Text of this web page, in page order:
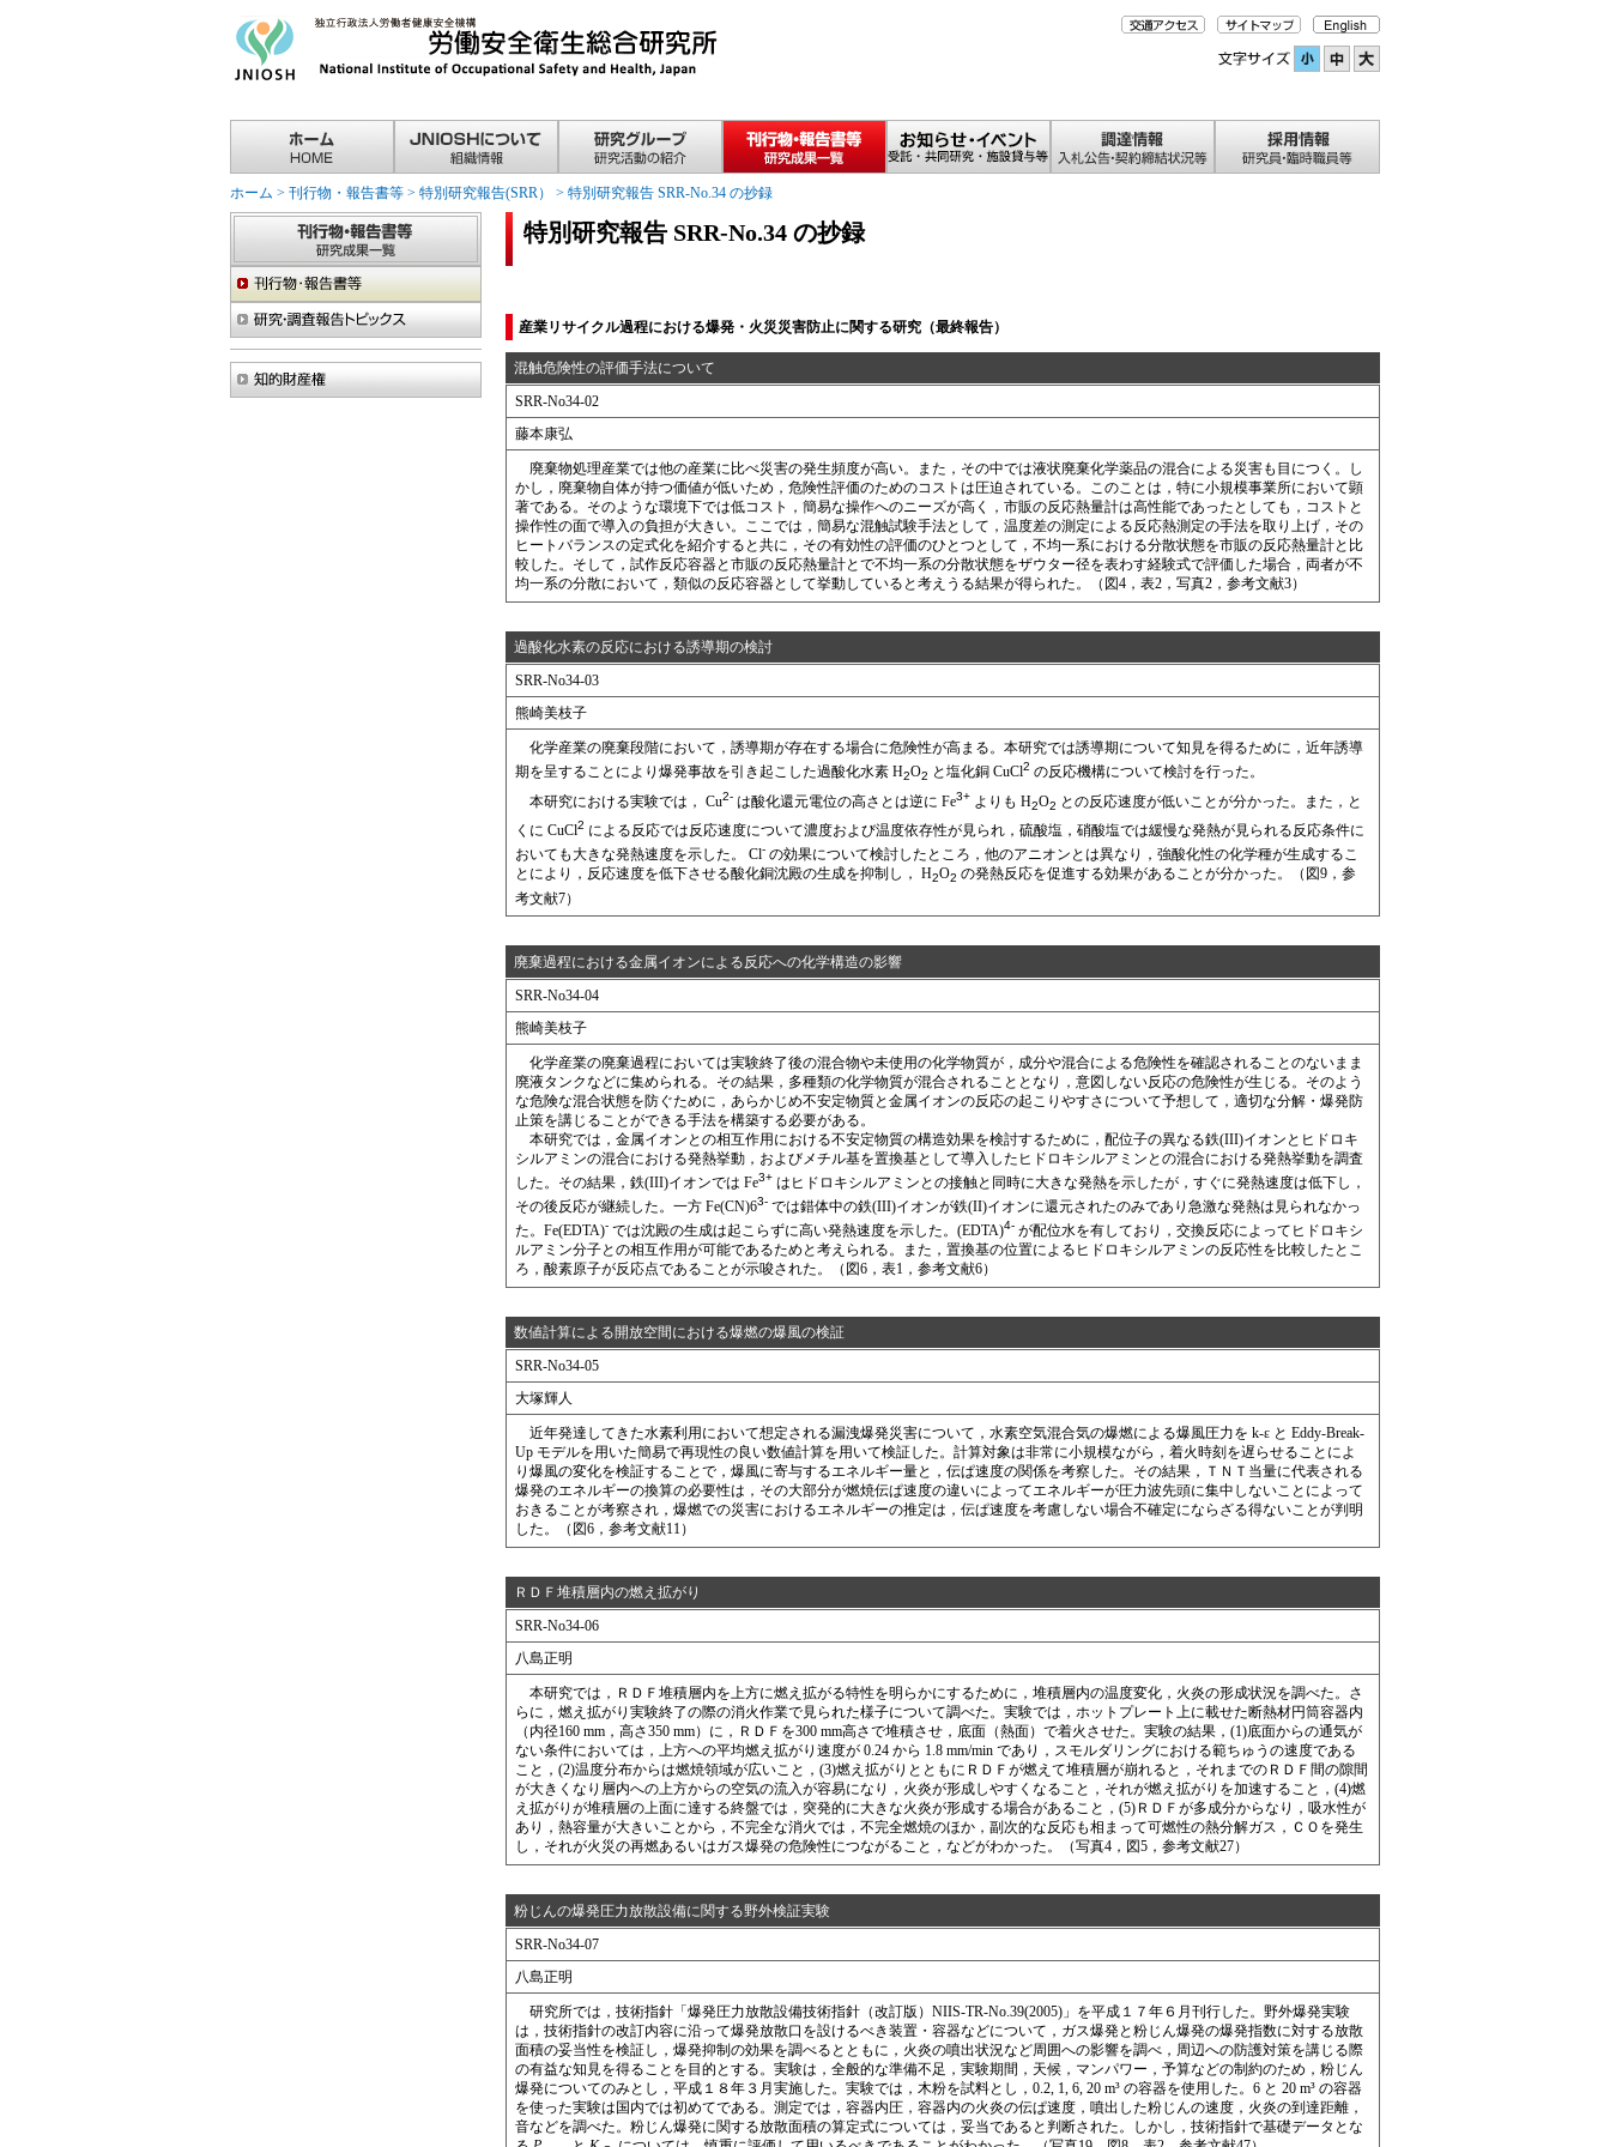
ホーム > 刊行物・報告書等 > 特別研究報告(SRR） > 特別研究報告 SRR-No.34 の抄録
特別研究報告 SRR-No.34 の抄録
産業リサイクル過程における爆発・火災災害防止に関する研究（最終報告）
混触危険性の評価手法について
SRR-No34-02
藤本康弘
廃棄物処理産業では他の産業に比べ災害の発生頻度が高い。また，その中では液状廃棄化学薬品の混合による災害も目につく。し
かし，廃棄物自体が持つ価値が低いため，危険性評価のためのコストは圧迫されている。このことは，特に小規模事業所において顕
著である。そのような環境下では低コスト，簡易な操作へのニーズが高く，市販の反応熱量計は高性能であったとしても，コストと
操作性の面で導入の負担が大きい。ここでは，簡易な混触試験手法として，温度差の測定による反応熱測定の手法を取り上げ，その
ヒートバランスの定式化を紹介すると共に，その有効性の評価のひとつとして，不均一系における分散状態を市販の反応熱量計と比
較した。そして，試作反応容器と市販の反応熱量計とで不均一系の分散状態をザウター径を表わす経験式で評価した場合，両者が不
均一系の分散において，類似の反応容器として挙動していると考えうる結果が得られた。（図4，表2，写真2，参考文献3）
過酸化水素の反応における誘導期の検討
SRR-No34-03
熊崎美枝子
化学産業の廃棄段階において，誘導期が存在する場合に危険性が高まる。本研究では誘導期について知見を得るために，近年誘導
期を呈することにより爆発事故を引き起こした過酸化水素 H2O2 と塩化銅 CuCl2 の反応機構について検討を行った。
本研究における実験では， Cu2- は酸化還元電位の高さとは逆に Fe3+ よりも H2O2 との反応速度が低いことが分かった。また，と
くに CuCl2 による反応では反応速度について濃度および温度依存性が見られ，硫酸塩，硝酸塩では緩慢な発熱が見られる反応条件に
おいても大きな発熱速度を示した。 Cl- の効果について検討したところ，他のアニオンとは異なり，強酸化性の化学種が生成するこ
とにより，反応速度を低下させる酸化銅沈殿の生成を抑制し， H2O2 の発熱反応を促進する効果があることが分かった。（図9，参
考文献7）
廃棄過程における金属イオンによる反応への化学構造の影響
SRR-No34-04
熊崎美枝子
化学産業の廃棄過程においては実験終了後の混合物や未使用の化学物質が，成分や混合による危険性を確認されることのないまま
廃液タンクなどに集められる。その結果，多種類の化学物質が混合されることとなり，意図しない反応の危険性が生じる。そのよう
な危険な混合状態を防ぐために，あらかじめ不安定物質と金属イオンの反応の起こりやすさについて予想して，適切な分解・爆発防
止策を講じることができる手法を構築する必要がある。
本研究では，金属イオンとの相互作用における不安定物質の構造効果を検討するために，配位子の異なる鉄(III)イオンとヒドロキ
シルアミンの混合における発熱挙動，およびメチル基を置換基として導入したヒドロキシルアミンとの混合における発熱挙動を調査
した。その結果，鉄(III)イオンでは Fe3+ はヒドロキシルアミンとの接触と同時に大きな発熱を示したが，すぐに発熱速度は低下し，
その後反応が継続した。一方 Fe(CN)63- では錯体中の鉄(III)イオンが鉄(II)イオンに還元されたのみであり急激な発熱は見られなかっ
た。Fe(EDTA)- では沈殿の生成は起こらずに高い発熱速度を示した。(EDTA)4- が配位水を有しており，交換反応によってヒドロキシ
ルアミン分子との相互作用が可能であるためと考えられる。また，置換基の位置によるヒドロキシルアミンの反応性を比較したとこ
ろ，酸素原子が反応点であることが示唆された。（図6，表1，参考文献6）
数値計算による開放空間における爆燃の爆風の検証
SRR-No34-05
大塚輝人
近年発達してきた水素利用において想定される漏洩爆発災害について，水素空気混合気の爆燃による爆風圧力を k-ε と Eddy-Break-
Up モデルを用いた簡易で再現性の良い数値計算を用いて検証した。計算対象は非常に小規模ながら，着火時刻を遅らせることによ
り爆風の変化を検証することで，爆風に寄与するエネルギー量と，伝ぱ速度の関係を考察した。その結果，ＴＮＴ当量に代表される
爆発のエネルギーの換算の必要性は，その大部分が燃焼伝ぱ速度の違いによってエネルギーが圧力波先頭に集中しないことによって
おきることが考察され，爆燃での災害におけるエネルギーの推定は，伝ぱ速度を考慮しない場合不確定にならざる得ないことが判明
した。（図6，参考文献11）
ＲＤＦ堆積層内の燃え拡がり
SRR-No34-06
八島正明
本研究では，ＲＤＦ堆積層内を上方に燃え拡がる特性を明らかにするために，堆積層内の温度変化，火炎の形成状況を調べた。さ
らに，燃え拡がり実験終了の際の消火作業で見られた様子について調べた。実験では，ホットプレート上に載せた断熱材円筒容器内
（内径160 mm，高さ350 mm）に，ＲＤＦを300 mm高さで堆積させ，底面（熱面）で着火させた。実験の結果，(1)底面からの通気が
ない条件においては，上方への平均燃え拡がり速度が 0.24 から 1.8 mm/min であり，スモルダリングにおける範ちゅうの速度である
こと，(2)温度分布からは燃焼領域が広いこと，(3)燃え拡がりとともにＲＤＦが燃えて堆積層が崩れると，それまでのＲＤＦ間の隙間
が大きくなり層内への上方からの空気の流入が容易になり，火炎が形成しやすくなること，それが燃え拡がりを加速すること，(4)燃
え拡がりが堆積層の上面に達する終盤では，突発的に大きな火炎が形成する場合があること，(5)ＲＤＦが多成分からなり，吸水性が
あり，熱容量が大きいことから，不完全な消火では，不完全燃焼のほか，副次的な反応も相まって可燃性の熱分解ガス，ＣＯを発生
し，それが火災の再燃あるいはガス爆発の危険性につながること，などがわかった。（写真4，図5，参考文献27）
粉じんの爆発圧力放散設備に関する野外検証実験
SRR-No34-07
八島正明
研究所では，技術指針「爆発圧力放散設備技術指針（改訂版）NIIS-TR-No.39(2005)」を平成１７年６月刊行した。野外爆発実験
は，技術指針の改訂内容に沿って爆発放散口を設けるべき装置・容器などについて，ガス爆発と粉じん爆発の爆発指数に対する放散
面積の妥当性を検証し，爆発抑制の効果を調べるとともに，火炎の噴出状況など周囲への影響を調べ，周辺への防護対策を講じる際
の有益な知見を得ることを目的とする。実験は，全般的な準備不足，実験期間，天候，マンパワー，予算などの制約のため，粉じん
爆発についてのみとし，平成１８年３月実施した。実験では，木粉を試料とし，0.2, 1, 6, 20 m³ の容器を使用した。6 と 20 m³ の容器
を使った実験は国内では初めてである。測定では，容器内圧，容器内の火炎の伝ぱ速度，噴出した粉じんの速度，火炎の到達距離，
音などを調べた。粉じん爆発に関する放散面積の算定式については，妥当であると判断された。しかし，技術指針で基礎データとな